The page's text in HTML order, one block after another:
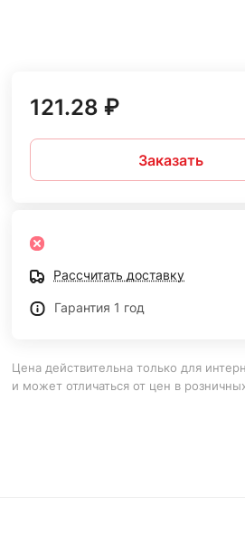
121.28 ₽
Заказать
Рассчитать доставку
Гарантия 1 год
Цена действительна только для
и может отличаться от цен в